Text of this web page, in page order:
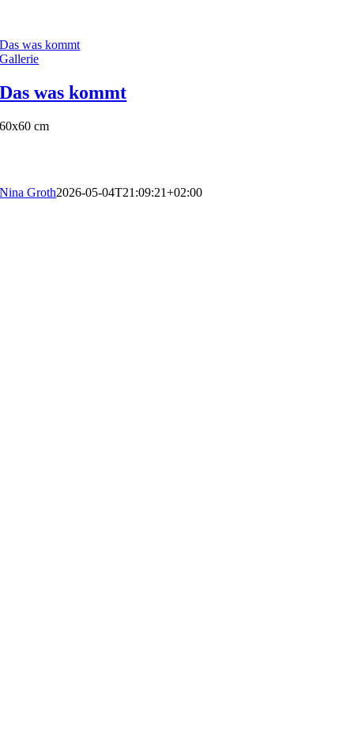
Das was kommt
Gallerie
Das was kommt
60x60 cm
Nina Groth2026-05-04T21:09:21+02:00